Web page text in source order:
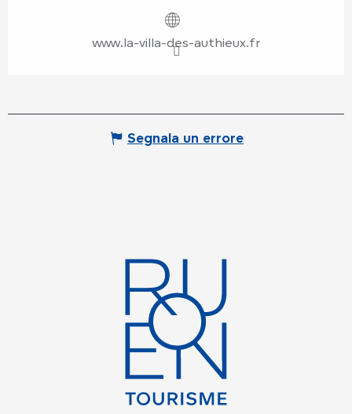
www.la-villa-des-authieux.fr
Segnala un errore